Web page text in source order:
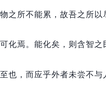
之所不能累， 故吾之所以
化焉。 能化矣， 则含智之
也， 而应乎外者未尝不与